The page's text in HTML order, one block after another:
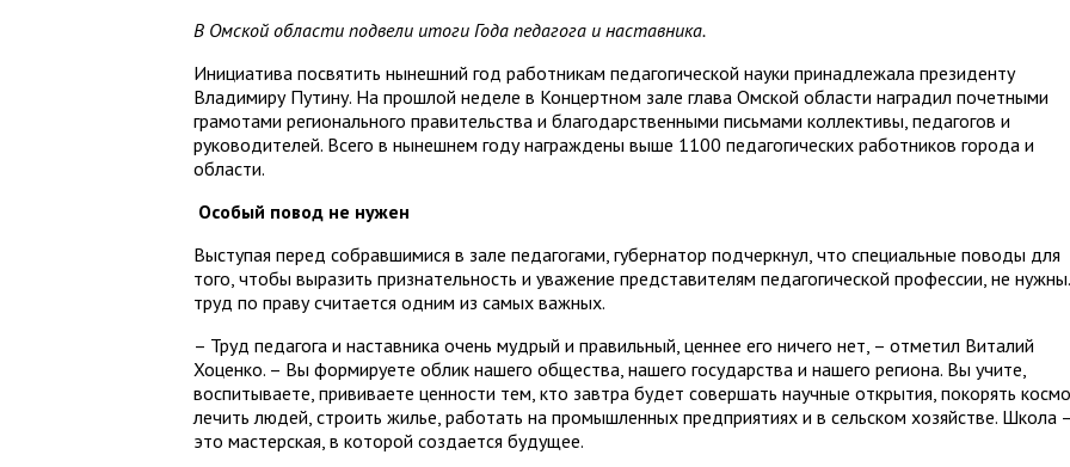
В Омской области подвели итоги Года педагога и наставника.
Инициатива посвятить нынешний год работникам педагогической науки принадлежала президенту
Владимиру Путину. На прошлой неделе в Концертном зале глава Омской области наградил почетными
грамотами регионального правительства и благодарственными письмами коллективы, педагогов и
руководителей. Всего в нынешнем году награждены выше 1100 педагогических работников города и
области.
Особый повод не нужен
Выступая перед собравшимися в зале педагогами, губернатор подчеркнул, что специальные поводы для
того, чтобы выразить признательность и уважение представителям педагогической профессии, не
труд по праву считается одним из самых важных.
– Труд педагога и наставника очень мудрый и правильный, ценнее его ничего нет, – отметил Виталий
Хоценко. – Вы формируете облик нашего общества, нашего государства и нашего региона. Вы учите,
воспитываете, прививаете ценности тем, кто завтра будет совершать научные открытия, покорять
лечить людей, строить жилье, работать на промышленных предприятиях и в сельском хозяйстве. Школа –
это мастерская, в которой создается будущее.